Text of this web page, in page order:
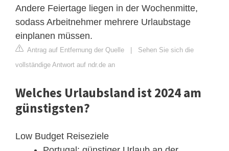
Andere Feiertage liegen in der Wochenmitte,
sodass Arbeitnehmer mehrere Urlaubstage
einplanen müssen.
Antrag auf Entfernung der Quelle | Sehen Sie sich die
vollständige Antwort auf ndr.de an
Welches Urlaubsland ist 2024 am
günstigsten?
Low Budget Reiseziele